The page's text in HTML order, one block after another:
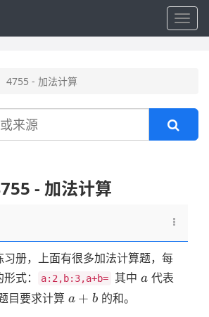
4755 - 加法计算
- 加法计算
习册，上面有很多加法计算题，每
式：
a:2,b:3,a+b= 其中 a
a 代表
目要求计算 a
a + b的和。